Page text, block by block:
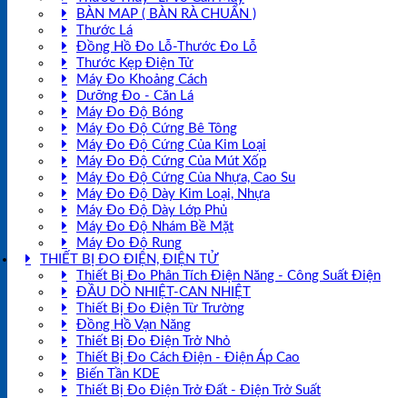
BÀN MAP ( BÀN RÀ CHUẨN )
Thước Lá
Đồng Hồ Đo Lỗ-Thước Đo Lỗ
Thước Kẹp Điện Tử
Máy Đo Khoảng Cách
Dưỡng Đo - Căn Lá
Máy Đo Độ Bóng
Máy Đo Độ Cứng Bê Tông
Máy Đo Độ Cứng Của Kim Loại
Máy Đo Độ Cứng Của Mút Xốp
Máy Đo Độ Cứng Của Nhựa, Cao Su
Máy Đo Độ Dày Kim Loại, Nhựa
Máy Đo Độ Dày Lớp Phủ
Máy Đo Độ Nhám Bề Mặt
Máy Đo Độ Rung
THIẾT BỊ ĐO ĐIỆN, ĐIỆN TỬ
Thiết Bị Đo Phân Tích Điện Năng - Công Suất Điện
ĐẦU DÒ NHIỆT-CAN NHIỆT
Thiết Bị Đo Điện Từ Trường
Đồng Hồ Vạn Năng
Thiết Bị Đo Điện Trở Nhỏ
Thiết Bị Đo Cách Điện - Điện Áp Cao
Biến Tần KDE
Thiết Bị Đo Điện Trở Đất - Điện Trở Suất